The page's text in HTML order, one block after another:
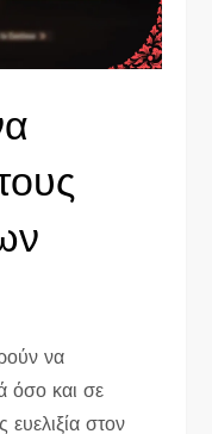
να
όσο και σε
στον